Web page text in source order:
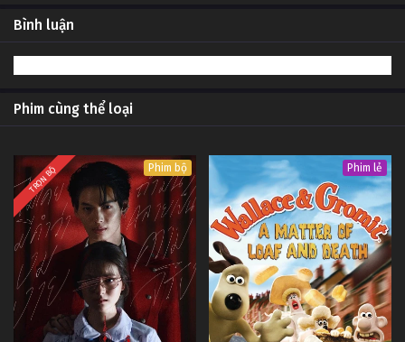
Bình luận
Phim cùng thể loại
TRỌN BỘ Phim bộ Phim lẻ